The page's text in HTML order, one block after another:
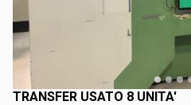
TRANSFER USATO 8 UNITA'